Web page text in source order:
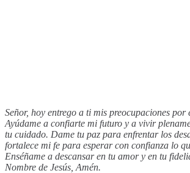
Señor, hoy entrego a ti mis preocupaciones por
Ayúdame a confiarte mi futuro y a vivir
tu cuidado. Dame tu paz para enfrentar los
fortalece mi fe para esperar con confianza lo
Enséñame a descansar en tu amor y en tu
Nombre de Jesús, Amén.